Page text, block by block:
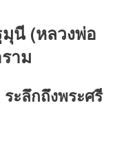
นี (หลวงพ่อ
าม
ะลึกถึงพระศรี